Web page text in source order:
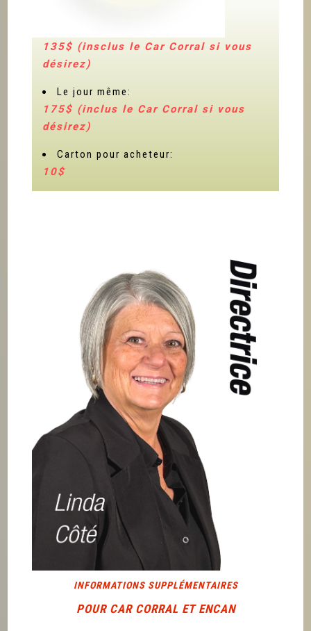
135$ (insclus le Car Corral si vous
désirez)
Le jour même:
175$ (inclus le Car Corral si vous
désirez)
Carton pour acheteur:
10$
INFORMATIONS SUPPLÉMENTAIRES
POUR CAR CORRAL ET ENCAN